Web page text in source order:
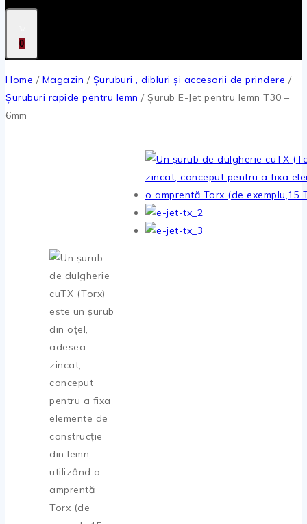
0
Home / Magazin / Șuruburi , dibluri și accesorii de prindere /
Șuruburi rapide pentru lemn / Șurub E-Jet pentru lemn T30 –
6mm